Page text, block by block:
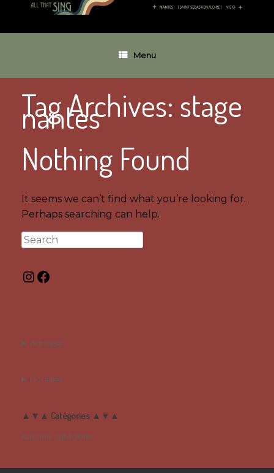
Menu
Tag Archives: stage
nantes
Nothing Found
It seems we can’t find what you’re looking for.
Perhaps searching can help.
Instagram
Facebook
Adresse
Horaires
▲▼▲ Catégories ▲▼▲
Aucune catégorie